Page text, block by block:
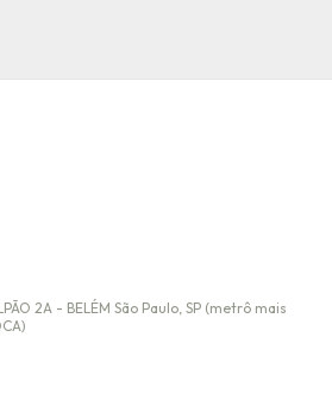
2A - BELÉM São Paulo, SP (metrô mais